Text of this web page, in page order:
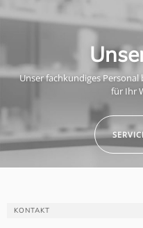
Unser fachkundiges
für Ihr
KONTAKT